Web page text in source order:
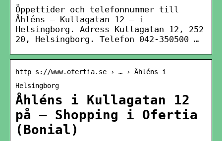
Öppettider och telefonnummer till
Åhléns – Kullagatan 12 – i
Helsingborg. Adress Kullagatan 12, 252
20, Helsingborg. Telefon 042-350500 …
http s://www.ofertia.se › … › Åhléns i
Helsingborg
Åhléns i Kullagatan 12
på – Shopping i Ofertia
(Bonial)